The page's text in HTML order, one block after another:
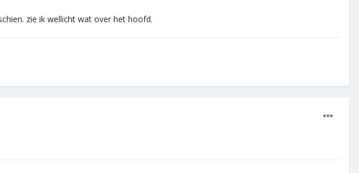
zie ik wellicht wat over het hoofd.